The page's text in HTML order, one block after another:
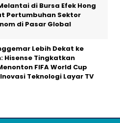
di Bursa Efek Hong
Pertumbuhan Sektor
di Pasar Global
Lebih Dekat ke
Hisense Tingkatkan
FIFA World Cup
Teknologi Layar TV